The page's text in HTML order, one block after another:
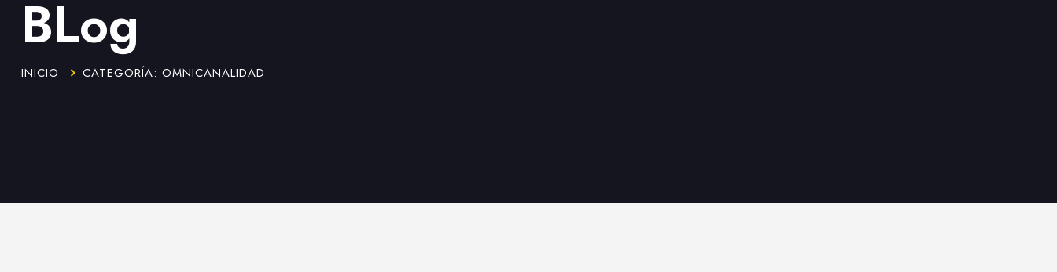
BLog
INICIO CATEGORÍA: OMNICANALIDAD